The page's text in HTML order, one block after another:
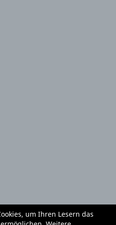
E-Roller
Fahrräder
um Ihren Lesern das